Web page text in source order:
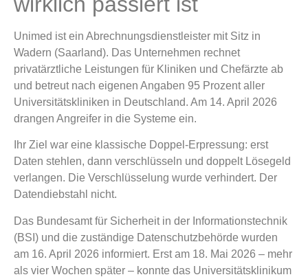
Unimed ist ein Abrechnungsdienstleister mit Sitz in
Wadern (Saarland). Das Unternehmen rechnet
privatärztliche Leistungen für Kliniken und Chefärzte ab
und betreut nach eigenen Angaben 95 Prozent aller
Universitätskliniken in Deutschland. Am 14. April 2026
drangen Angreifer in die Systeme ein.
Ihr Ziel war eine klassische Doppel-Erpressung: erst
Daten stehlen, dann verschlüsseln und doppelt Lösegeld
verlangen. Die Verschlüsselung wurde verhindert. Der
Datendiebstahl nicht.
Das Bundesamt für Sicherheit in der Informationstechnik
(BSI) und die zuständige Datenschutzbehörde wurden
am 16. April 2026 informiert. Erst am 18. Mai 2026 – mehr
als vier Wochen später – konnte das Universitätsklinikum